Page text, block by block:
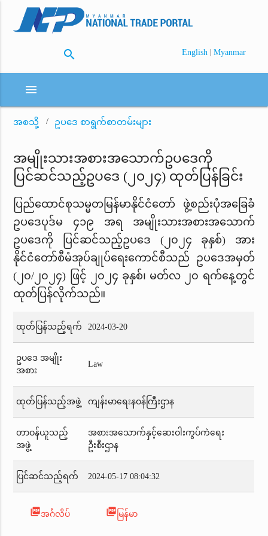
search English | Myanmar
menu
အစသို့ ဥပဒေ စာရွက်စာတမ်းများ
အမျိုးသားအစားအသောက်ဥပဒေကို
ပြင်ဆင်သည့်ဥပဒေ (၂၀၂၄) ထုတ်ပြန်ခြင်း
ပြည်ထောင်စုသမ္မတမြန်မာနိုင်ငံတော် ဖွဲ့စည်းပုံအခြေခံ
ဥပဒေပုဒ်မ ၄၁၉ အရ အမျိုးသားအစားအသောက်
ဥပဒေကို ပြင်ဆင်သည့်ဥပဒေ (၂၀၂၄ ခုနှစ်) အား
နိုင်ငံတော်စီမံအုပ်ချုပ်ရေးကောင်စီသည် ဥပဒေအမှတ်
(၂၀/၂၀၂၄) ဖြင့် ၂၀၂၄ ခုနှစ်၊ မတ်လ ၂၀ ရက်နေ့တွင်
ထုတ်ပြန်လိုက်သည်။
ထုတ်ပြန်သည့်ရက် 2024-03-20
ဥပဒေ အမျိုး
အစား
Law
ထုတ်ပြန်သည့်အဖွဲ့ ကျန်းမာရေးနဝန်ကြီးဌာန
တာဝန်ယူသည့်
အဖွဲ့
အစားအသောက်နှင့်ဆေးဝါးကွပ်ကဲရေး
ဦးစီးဌာန
ပြင်ဆင်သည့်ရက် 2024-05-17 08:04:32
picture_as_pdfအင်္ဂလိပ် picture_as_pdf မြန်မာ